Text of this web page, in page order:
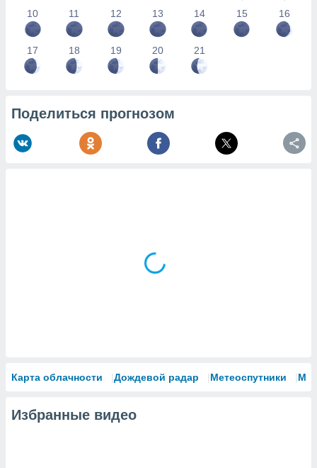
10 11 12 13 14 15 16
17 18 19 20 21
Поделиться прогнозом
Карта облачности Дождевой радар Метеоспутники
Избранные видео